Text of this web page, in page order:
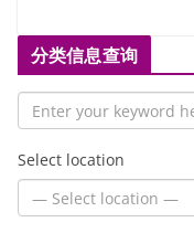
分类信息查询
Select location